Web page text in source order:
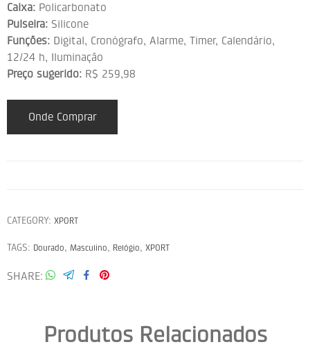
Caixa: Policarbonato
Pulseira: Silicone
Funções: Digital, Cronógrafo, Alarme, Timer, Calendário,
12/24 h, Iluminação
Preço sugerido: R$ 259,98
Onde Comprar
CATEGORY: XPORT
TAGS: Dourado, Masculino, Relógio, XPORT
SHARE
Produtos Relacionados